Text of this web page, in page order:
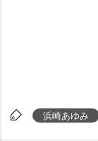
浜崎あゆみ